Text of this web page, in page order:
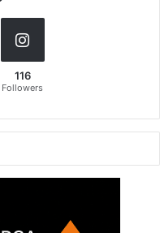
116
Followers